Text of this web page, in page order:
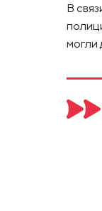
В
могли